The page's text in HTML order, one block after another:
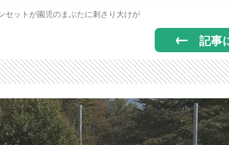
セットが園児のまぶたに刺さり大けが
記事